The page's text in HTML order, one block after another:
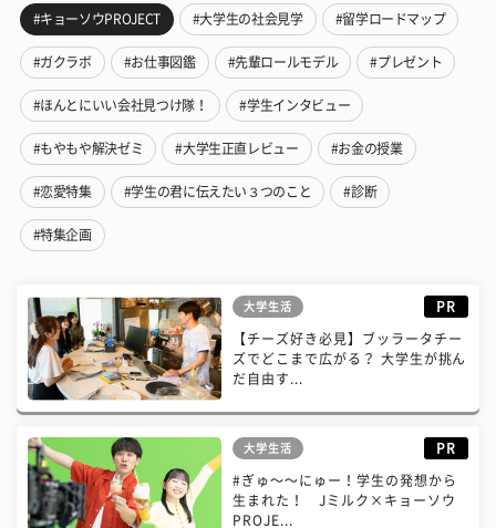
#キョーソウPROJECT #大学生の社会見学 #留学ロードマップ
#ガクラボ #お仕事図鑑 #先輩ロールモデル #プレゼント
#ほんとにいい会社見つけ隊！ #学生インタビュー
#もやもや解決ゼミ #大学生正直レビュー #お金の授業
#恋愛特集 #学生の君に伝えたい３つのこと #診断
#特集企画
大学生活 PR
【チーズ好き必見】ブッラータチー
ズでどこまで広がる？ 大学生が挑ん
だ自由す...
大学生活 PR
#ぎゅ〜〜にゅー！学生の発想から
生まれた！ Jミルク×キョーソウ
PROJE...